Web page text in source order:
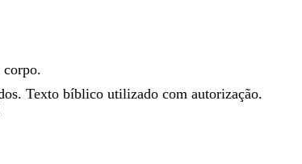
corpo.
Texto bíblico utilizado com autorização.